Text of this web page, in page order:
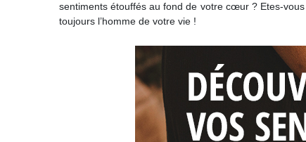
sentiments étouffés au fond de votre cœur ? Etes-
toujours l’homme de votre vie !